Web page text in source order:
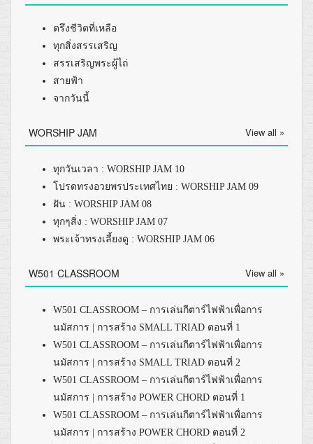
ตรึงชีวิตที่เหลือ
ทุกสิ่งสรรเสริญ
สรรเสริญพระผู้ไถ่
สายฟ้า
จากวันนี้
WORSHIP JAM View all »
ทุกวันเวลา : WORSHIP JAM 10
โปรดทรงอวยพรประเทศไทย : WORSHIP JAM 09
ฝัน : WORSHIP JAM 08
ทุกๆสิ่ง : WORSHIP JAM 07
พระเจ้าทรงเลี้ยงดู : WORSHIP JAM 06
W501 CLASSROOM View all »
W501 CLASSROOM – การเล่นกีตาร์ไฟฟ้าเพื่อการ
นมัสการ | การสร้าง SMALL TRIAD ตอนที่ 1
W501 CLASSROOM – การเล่นกีตาร์ไฟฟ้าเพื่อการ
นมัสการ | การสร้าง SMALL TRIAD ตอนที่ 2
W501 CLASSROOM – การเล่นกีตาร์ไฟฟ้าเพื่อการ
นมัสการ | การสร้าง POWER CHORD ตอนที่ 1
W501 CLASSROOM – การเล่นกีตาร์ไฟฟ้าเพื่อการ
นมัสการ | การสร้าง POWER CHORD ตอนที่ 2